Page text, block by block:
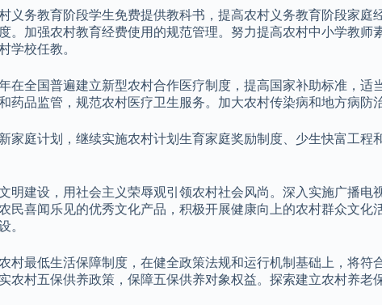
义务教育阶段学生免费提供教科书，提高农村义务教育阶段家
。加强农村教育经费使用的规范管理。努力提高农村中小学教
学校任教。
在全国普遍建立新型农村合作医疗制度，提高国家补助标准，
药品监管，规范农村医疗卫生服务。加大农村传染病和地方病防
家庭计划，继续实施农村计划生育家庭奖励制度、少生快富工
明建设，用社会主义荣辱观引领农村社会风尚。深入实施广播
民喜闻乐见的优秀文化产品，积极开展健康向上的农村群众文
。
村最低生活保障制度，在健全政策法规和运行机制基础上，将
农村五保供养政策，保障五保供养对象权益。探索建立农村养老